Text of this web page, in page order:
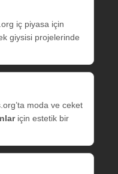
iç piyasa için
giysisi projelerinde
moda ve ceket
için estetik bir